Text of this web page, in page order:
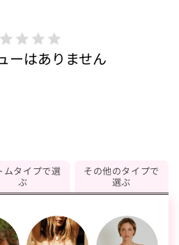
ーはありません
ムタイプで選
ぶ
その他のタイプで
選ぶ